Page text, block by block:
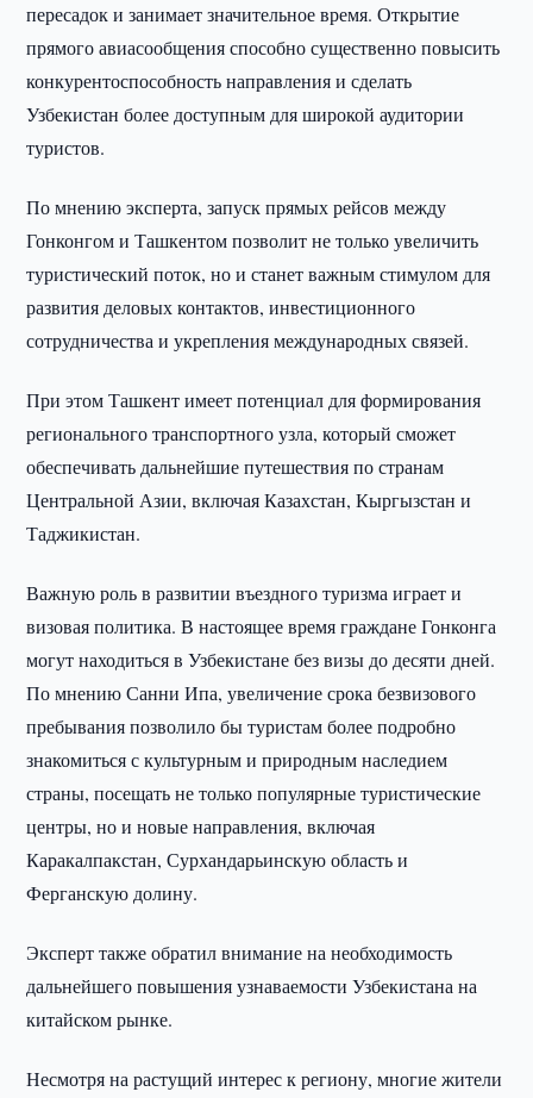
пересадок и занимает значительное время. Открытие
прямого авиасообщения способно существенно повысить
конкурентоспособность направления и сделать
Узбекистан более доступным для широкой аудитории
туристов.
По мнению эксперта, запуск прямых рейсов между
Гонконгом и Ташкентом позволит не только увеличить
туристический поток, но и станет важным стимулом для
развития деловых контактов, инвестиционного
сотрудничества и укрепления международных связей.
При этом Ташкент имеет потенциал для формирования
регионального транспортного узла, который сможет
обеспечивать дальнейшие путешествия по странам
Центральной Азии, включая Казахстан, Кыргызстан и
Таджикистан.
Важную роль в развитии въездного туризма играет и
визовая политика. В настоящее время граждане Гонконга
могут находиться в Узбекистане без визы до десяти дней.
По мнению Санни Ипа, увеличение срока безвизового
пребывания позволило бы туристам более подробно
знакомиться с культурным и природным наследием
страны, посещать не только популярные туристические
центры, но и новые направления, включая
Каракалпакстан, Сурхандарьинскую область и
Ферганскую долину.
Эксперт также обратил внимание на необходимость
дальнейшего повышения узнаваемости Узбекистана на
китайском рынке.
Несмотря на растущий интерес к региону, многие жители